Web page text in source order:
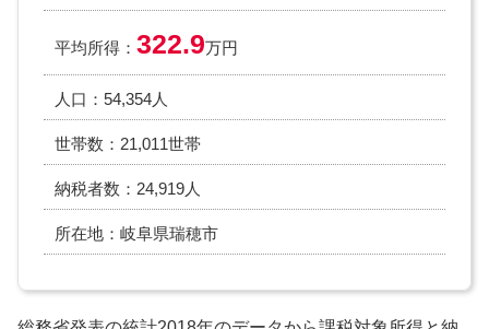
平均所得： 322.9万円
人口：54,354人
世帯数：21,011世帯
納税者数：24,919人
所在地：岐阜県瑞穂市